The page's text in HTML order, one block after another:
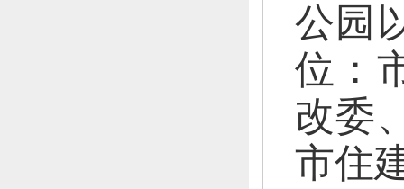
公园
位：
改委
市住